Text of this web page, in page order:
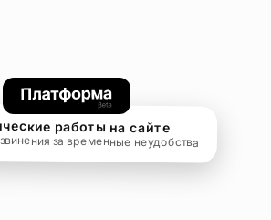
работы на сайте
за временные неудобства